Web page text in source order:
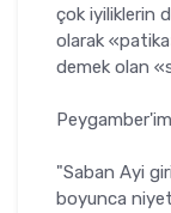
çok iyiliklerin
olarak
demek olan
"Saban Ayi
boyunca